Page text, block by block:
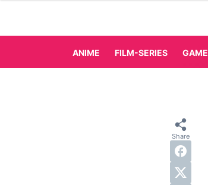
ANIME FILM-SERIES GAME